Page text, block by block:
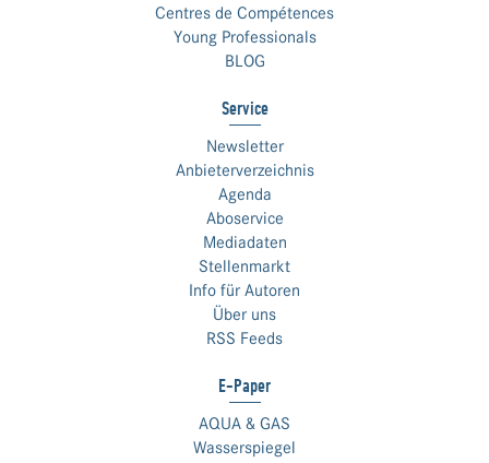
Centres de Compétences
Young Professionals
BLOG
Service
Newsletter
Anbieterverzeichnis
Agenda
Aboservice
Mediadaten
Stellenmarkt
Info für Autoren
Über uns
RSS Feeds
E-Paper
AQUA & GAS
Wasserspiegel